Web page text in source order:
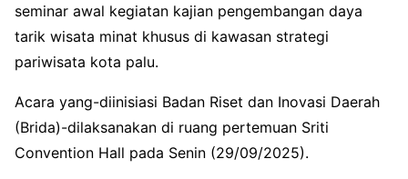
seminar awal kegiatan kajian pengembangan daya
tarik wisata minat khusus di kawasan strategi
pariwisata kota palu.
Acara yang-diinisiasi Badan Riset dan Inovasi Daerah
(Brida)-dilaksanakan di ruang pertemuan Sriti
Convention Hall pada Senin (29/09/2025).